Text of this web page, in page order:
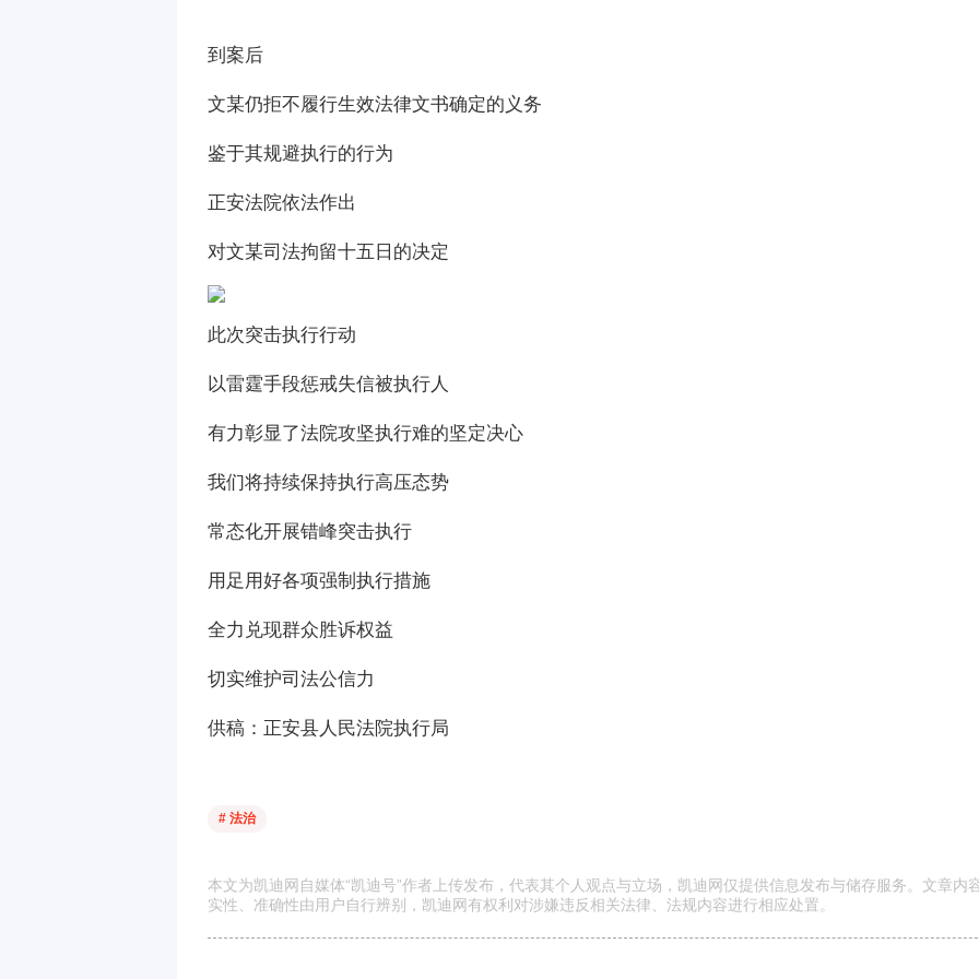
到案后
文某仍拒不履行生效法律文书确定的义务
鉴于其规避执行的行为
正安法院依法作出
对文某司法拘留十五日的决定
此次突击执行行动
以雷霆手段惩戒失信被执行人
有力彰显了法院攻坚执行难的坚定决心
我们将持续保持执行高压态势
常态化开展错峰突击执行
用足用好各项强制执行措施
全力兑现群众胜诉权益
切实维护司法公信力
供稿：正安县人民法院执行局
# 法治
本文为凯迪网自媒体“凯迪号”作者上传发布，代表其个人观点与立场，凯迪网仅提供信息发布与储存服务。文章内
实性、准确性由用户自行辨别，凯迪网有权利对涉嫌违反相关法律、法规内容进行相应处置。